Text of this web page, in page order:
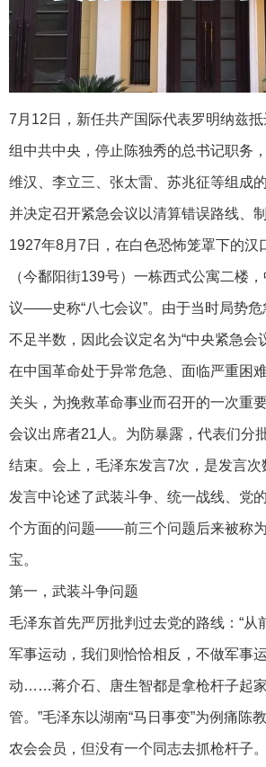
7月12日，新任共产国际代表罗明纳兹
组中共中央，停止陈独秀的总书记职务
维汉、李立三、张太雷、苏兆征等组成
并决定召开紧急会议以清算错误路线、制
1927年8月7日，在白色恐怖笼罩下的汉
（今鄱阳街139号）一栋西式公寓二楼
议——史称“八七会议”。由于当时局势危
不足半数，因此会议定名为“中央紧急会
在中国革命处于异常危急、面临严重困
关头，为挽救革命事业而召开的一次重要
会议出席者21人。为防暴露，代表们分
结束。会上，毛泽东发言7次，是发言
发言中论述了武装斗争、统一战线、党
个方面的问题——前三个问题后来被称
宝。
第一，武装斗争问题
毛泽东首先严厉批判过去党的路线：“从
军事运动，我们则恰恰相反，不做军事
动……蒋介石、唐生智都是拿枪杆子起
管。”毛泽东以湖南“马日事变”为例痛陈
农会会员，但没有一个同志去抓枪杆子